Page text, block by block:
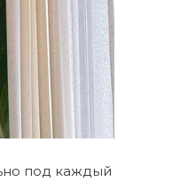
под каждый